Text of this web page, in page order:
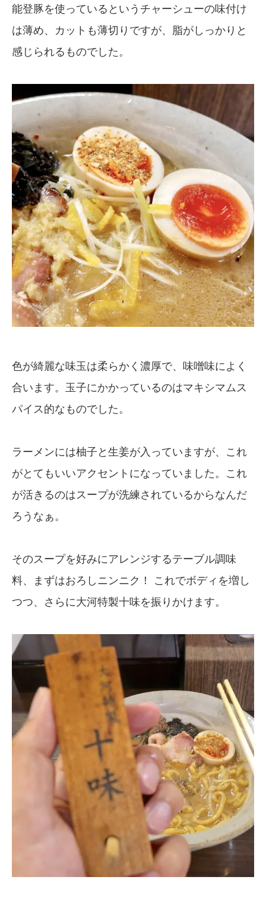
能登豚を使っているというチャーシューの味付け
は薄め、カットも薄切りですが、脂がしっかりと
感じられるものでした。
色が綺麗な味玉は柔らかく濃厚で、味噌味によく
合います。玉子にかかっているのはマキシマムス
パイス的なものでした。
ラーメンには柚子と生姜が入っていますが、これ
がとてもいいアクセントになっていました。これ
が活きるのはスープが洗練されているからなんだ
ろうなぁ。
そのスープを好みにアレンジするテーブル調味
料、まずはおろしニンニク！ これでボディを増し
つつ、さらに大河特製十味を振りかけます。